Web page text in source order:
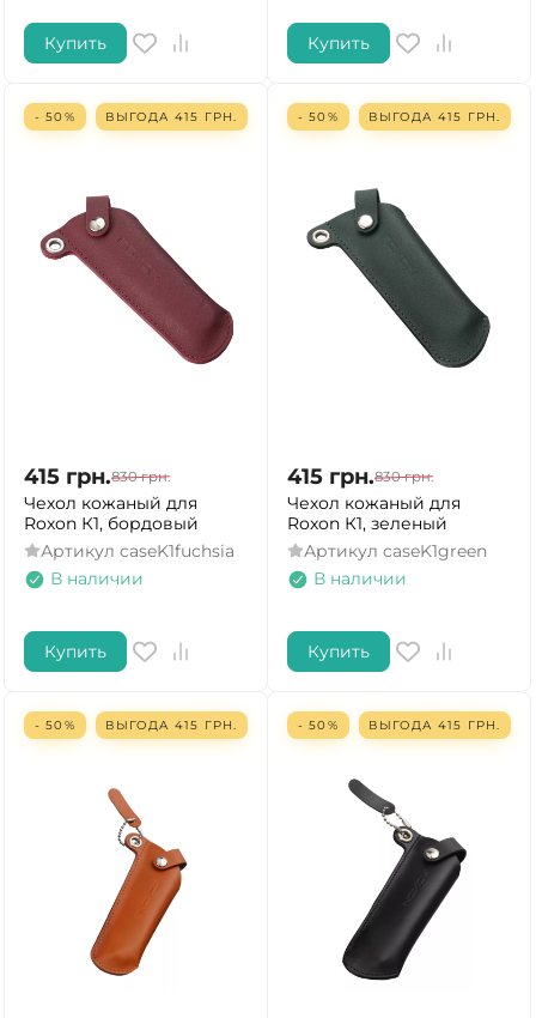
Купить Купить
- 50% ВЫГОДА 415 ГРН.
415 грн.830 грн.
Чехол кожаный для
Roxon К1, бордовый
Артикул caseK1fuchsia
В наличии
Купить
- 50% ВЫГОДА 415 ГРН.
415 грн.830 грн.
Чехол кожаный для
Roxon К1, зеленый
Артикул caseK1green
В наличии
Купить
- 50% ВЫГОДА 415 ГРН. - 50% ВЫГОДА 415 ГРН.